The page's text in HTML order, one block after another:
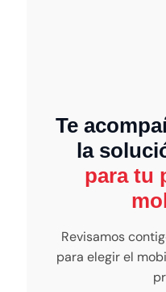
Te
la
para tu
Revisamos
para elegir el